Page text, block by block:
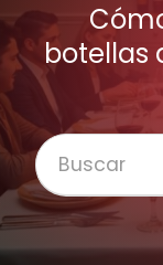
botellas